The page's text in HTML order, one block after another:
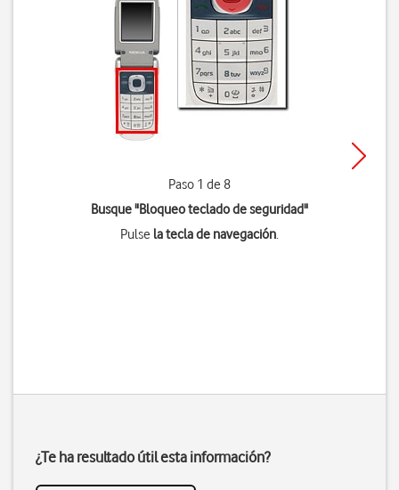
Paso 1 de 8
Busque "Bloqueo teclado de seguridad"
Pulse la tecla de navegación.
¿Te ha resultado útil esta información?